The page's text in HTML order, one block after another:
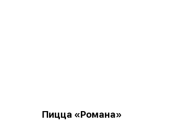
Пицца «Романа»